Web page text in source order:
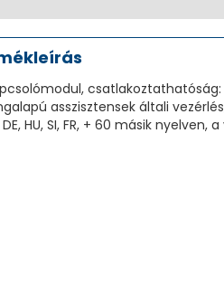
csatlakoztathatóság:
asszisztensek általi
DE, HU, SI, FR, + 60 másik